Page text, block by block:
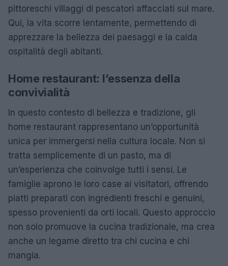
pittoreschi villaggi di pescatori affacciati sul mare.
Qui, la vita scorre lentamente, permettendo di
apprezzare la bellezza dei paesaggi e la calda
ospitalità degli abitanti.
Home restaurant: l’essenza della
convivialità
In questo contesto di bellezza e tradizione, gli
home restaurant rappresentano un’opportunità
unica per immergersi nella cultura locale. Non si
tratta semplicemente di un pasto, ma di
un’esperienza che coinvolge tutti i sensi. Le
famiglie aprono le loro case ai visitatori, offrendo
piatti preparati con ingredienti freschi e genuini,
spesso provenienti da orti locali. Questo approccio
non solo promuove la cucina tradizionale, ma crea
anche un legame diretto tra chi cucina e chi
mangia.